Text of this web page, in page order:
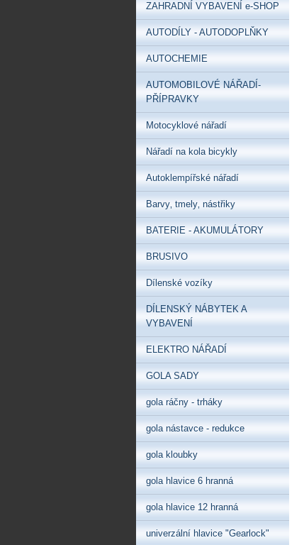
ZAHRADNÍ VYBAVENÍ e-SHOP
AUTODÍLY - AUTODOPLŇKY
AUTOCHEMIE
AUTOMOBILOVÉ NÁŘADÍ-
PŘÍPRAVKY
Motocyklové nářadí
Nářadí na kola bicykly
Autoklempířské nářadí
Barvy‚ tmely‚ nástřiky
BATERIE - AKUMULÁTORY
BRUSIVO
Dílenské vozíky
DÍLENSKÝ NÁBYTEK A
VYBAVENÍ
ELEKTRO NÁŘADÍ
GOLA SADY
gola ráčny - trháky
gola nástavce - redukce
gola kloubky
gola hlavice 6 hranná
gola hlavice 12 hranná
univerzální hlavice "Gearlock"